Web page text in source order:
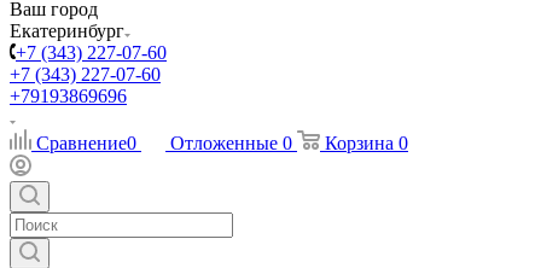
Ваш город
Екатеринбург
+7 (343) 227-07-60
+7 (343) 227-07-60
+79193869696
Сравнение0 Отложенные 0 Корзина 0